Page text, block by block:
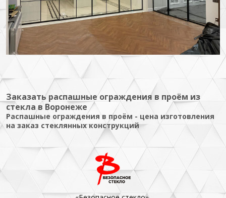
Заказать распашные ограждения в проём из
стекла в Воронеже
Распашные ограждения в проём - цена изготовления
на заказ стеклянных конструкций